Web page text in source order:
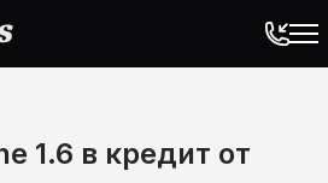
1.6 в кредит от